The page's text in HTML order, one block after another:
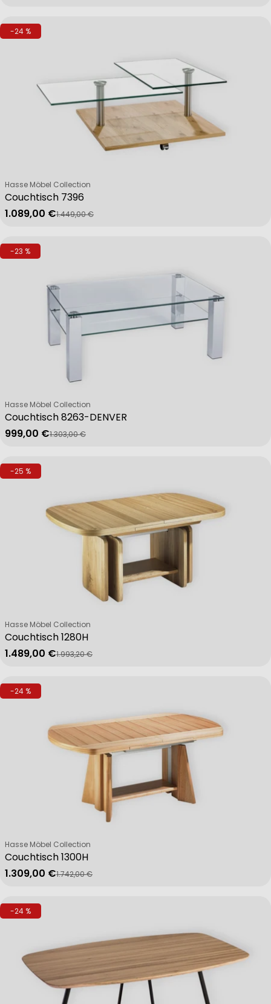
-24 %
Couchtisch 7396
Verkäufer:
Hasse Möbel Collection
Verkaufspreis
1.089,00 €
Regulärer Preis
1.449,00 €
-23 %
Couchtisch 8263-DENVER
Verkäufer:
Hasse Möbel Collection
Verkaufspreis
999,00 €
Regulärer Preis
1.303,00 €
-25 %
Couchtisch 1280H
Verkäufer:
Hasse Möbel Collection
Verkaufspreis
1.489,00 €
Regulärer Preis
1.993,20 €
-24 %
Couchtisch 1300H
Verkäufer:
Hasse Möbel Collection
Verkaufspreis
1.309,00 €
Regulärer Preis
1.742,00 €
-24 %